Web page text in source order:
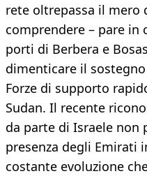
rete oltrepassa il mero
comprendere – pare in
porti di Berbera e
dimenticare il
Forze di supporto
Sudan. Il recente
da parte di Israele non
presenza degli Emirati
costante evoluzione